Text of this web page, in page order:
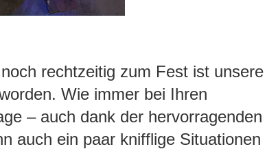
rechtzeitig zum Fest ist unsere
Wie immer bei Ihren
– auch dank der hervorragenden
auch ein paar knifflige Situationen